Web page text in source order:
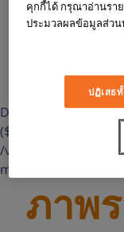
Deprecated:
($haystack) of type
/var/www/html/wp-
mth/template-parts/
ภาพ
คุกกี้ได้ กรุณาอ่านรา
ประมวลผลข้อมูลส่ว
ปฏิเสธ